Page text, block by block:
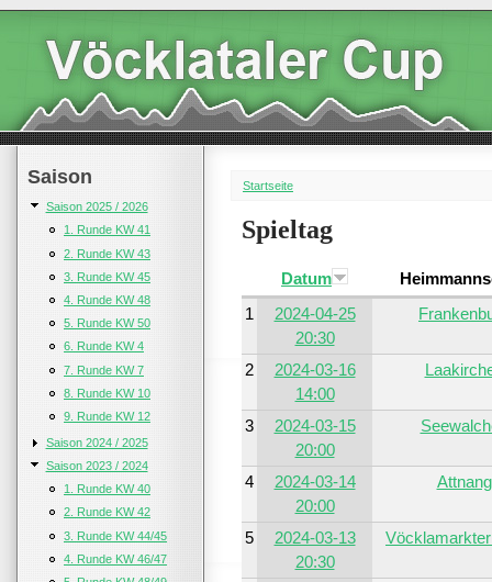
Saison
Saison 2025 / 2026
1. Runde KW 41
2. Runde KW 43
3. Runde KW 45
4. Runde KW 48
5. Runde KW 50
6. Runde KW 4
7. Runde KW 7
8. Runde KW 10
9. Runde KW 12
Saison 2024 / 2025
Saison 2023 / 2024
1. Runde KW 40
2. Runde KW 42
3. Runde KW 44/45
4. Runde KW 46/47
Startseite
Spieltag
Datum
1
2024-04-25
20:30
2
2024-03-16
14:00
3
2024-03-15
20:00
4
2024-03-14
20:00
Attnang
5
2024-03-13
20:30